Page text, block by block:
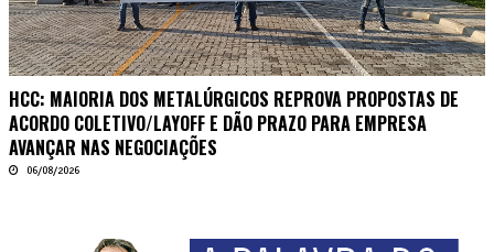
HCC: MAIORIA DOS METALÚRGICOS REPROVA PROPOSTAS DE
ACORDO COLETIVO/LAYOFF E DÃO PRAZO PARA EMPRESA
AVANÇAR NAS NEGOCIAÇÕES
06/08/2026